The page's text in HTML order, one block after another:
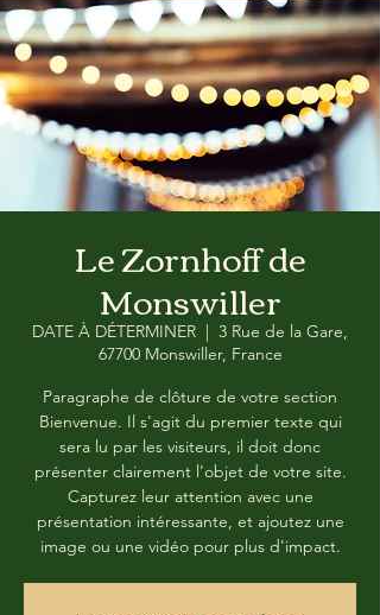
Le Zornhoff de
Monswiller
DATE À DÉTERMINER
  |
3 Rue de la Gare,
67700 Monswiller, France
Paragraphe de clôture de votre section
Bienvenue. Il s'agit du premier texte qui
sera lu par les visiteurs, il doit donc
présenter clairement l'objet de votre site.
Capturez leur attention avec une
présentation intéressante, et ajoutez une
image ou une vidéo pour plus d'impact.